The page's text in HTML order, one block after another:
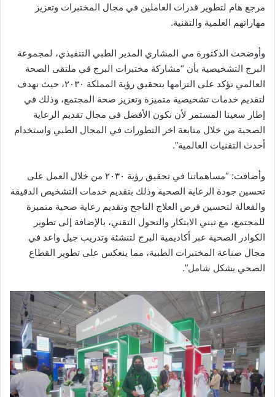
مرجع هام لتطوير قدرات العاملين في مجال المختبرات وتعزيز
مهاراتهم العلمية والتقنية.
وأوضحت الدكتورة مي المشاري المدير الطبي التنفيذي، لمجموعة
البرج التشخيصية بأن “مشاركة مختبرات البرج في ملتقى الصحة
العالمي تؤكد على التزامها بتحقيق رؤية المملكة ٢٠٣٠، حيث نهدف
لتقديم خدمات تشخيصية متميزة وتعزيز صحة المجتمع، وذلك في
إطار سعينا المستمر لأن نكون الأفضل في مجال تقديم الرعاية
الصحية من خلال متابعة اخر التطورات في المجال الطبي واستخدام
أحدث التقنيات العالمية”.
وأضافت: “مساهماتنا في تحقيق رؤية ٢٠٣٠ من خلال العمل على
تحسين جودة الرعاية الصحية وذلك بتقديم خدمات التشخيص الدقيقة
والفعالة لتحسين فرص العلاج الناجح وتقديم رعاية صحية متميزة
للمجتمع، مع تبني الابتكار والتحول التقني، بالإضافة إلى تطوير
الكوادر الصحية عبر أكاديمية البرج لتنشئة وتدريب جيل واعد في
مجال صناعة المختبرات الطبية، مما ينعكس على تطوير القطاع
الصحي بشكل شامل”.